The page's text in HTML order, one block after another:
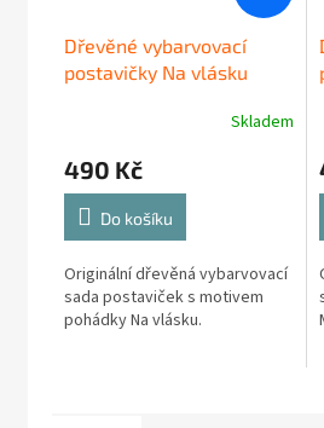
Dřevěné vybarvovací
postavičky Na vlásku
Skladem
490 Kč
Do košíku
Originální dřevěná vybarvovací
sada postaviček s motivem
pohádky Na vlásku.